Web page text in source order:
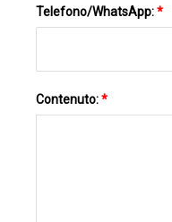
Telefono/WhatsApp:*
Contenuto:*